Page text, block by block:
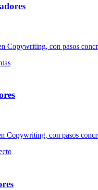
Copywriting, con pasos
con pasos